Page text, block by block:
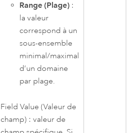
Range (Plage) :
la valeur
correspond à un
sous-ensemble
minimal/maximal
d’un domaine
par plage.
Field Value (Valeur de
champ) : valeur de